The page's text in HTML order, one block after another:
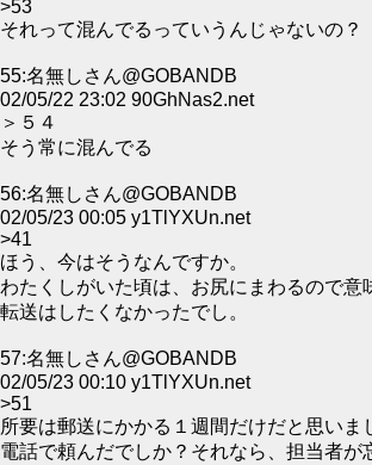
>53
それって混んでるっていうんじゃないの？
55:名無しさん@GOBANDB
02/05/22 23:02 90GhNas2.net
＞５４
そう常に混んでる
56:名無しさん@GOBANDB
02/05/23 00:05 y1TlYXUn.net
>41
ほう、今はそうなんですか。
わたくしがいた頃は、お尻にまわるので意
転送はしたくなかったでし。
57:名無しさん@GOBANDB
02/05/23 00:10 y1TlYXUn.net
>51
所要は郵送にかかる１週間だけだと思いま
電話で頼んだでしか？それなら、担当者が